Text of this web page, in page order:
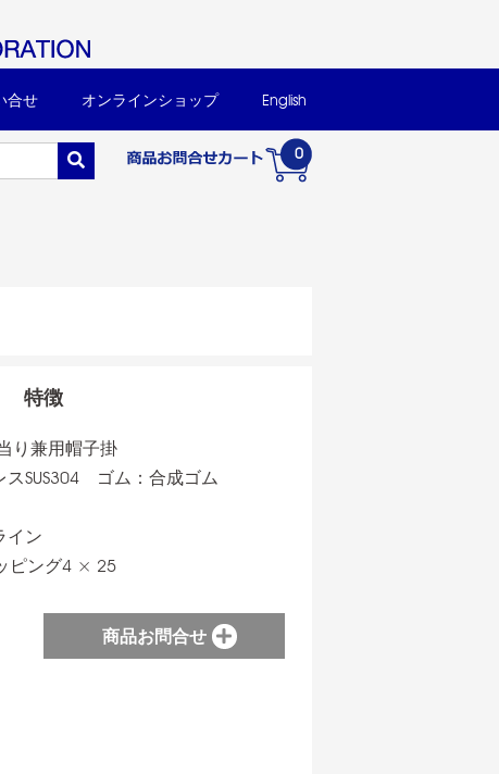
合せ オンラインショップ English
0
特徴
り兼用帽子掛
スSUS304 ゴム：合成ゴム
イン
ピング4 × 25
商品お問合せ